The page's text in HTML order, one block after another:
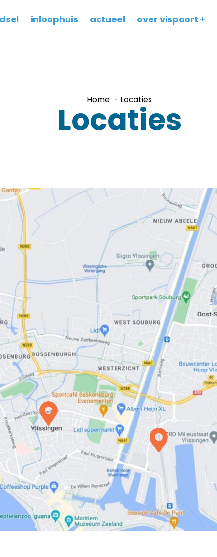
inloophuis actueel over vispoort
Home Locaties
Locaties